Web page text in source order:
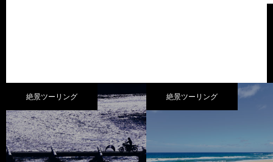
絶景ツーリング 絶景ツーリング